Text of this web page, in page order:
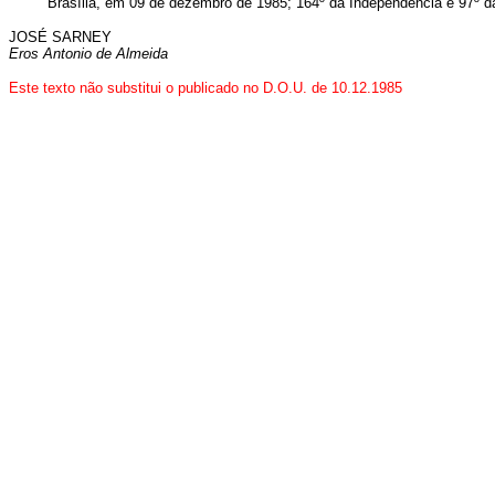
JOSÉ SARNEY
Eros Antonio de Almeida
Este texto não substitui o publicado no D.O.U. de 10.12.1985